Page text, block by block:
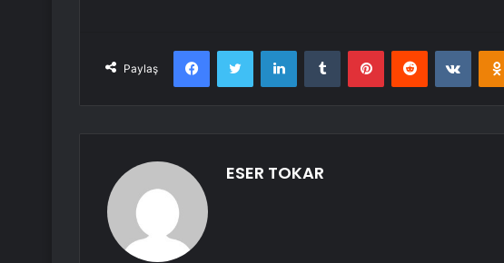
Paylaş
FacebookTwitter LinkedInTumblr PinterestReddit
ESER TOKAR